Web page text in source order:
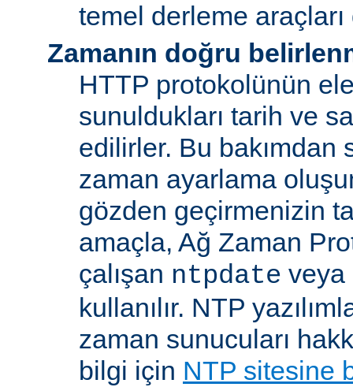
temel derleme araçları
Zamanın doğru
HTTP protokolünün
sunuldukları tarih ve
edilirler. Bu bakımdan
zaman ayarlama
gözden geçirmenizin
amaçla, Ağ Zaman
çalışan ntpdate veya
kullanılır. NTP
zaman sunucuları
bilgi için NTP sitesine